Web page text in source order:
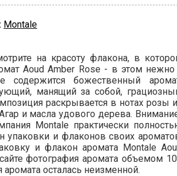
Montale
на красоту флакона, в
Aoud Amber Rose - в этом
содержится божественный
манящий за собой,
раскрывается в нотах розы
и масла удового дерева.
Montale практически
упаковки и флаконов своих
и флакон аромата Montale
фотография аромата объемом
осталась неизменной.